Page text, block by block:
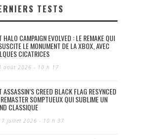
TESTS
HALO CAMPAIGN EVOLVED : LE REMAKE QUI
LE MONUMENT DE LA XBOX, AVEC
CICATRICES
août 2026 - 10 h 17
ASSASSIN’S CREED BLACK FLAG RESYNCED
SOMPTUEUX QUI SUBLIME UN
CLASSIQUE
juillet 2026 - 10 h 37